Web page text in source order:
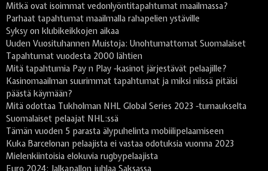
Mitkä ovat isoimmat vedonlyöntitapahtumat maailmassa?
Parhaat tapahtumat maailmalla rahapelien ystäville
Syksy on klubikeikkojen aikaa
Uuden Vuosituhannen Muistoja: Unohtumattomat Suomalaiset
Tapahtumat vuodesta 2000 lähtien
Mitä tapahtumia Pay n Play -kasinot järjestävät pelaajille?
Kasinomaailman suurimmat tapahtumat ja miksi niissä pitäisi
päästä käymään?
Mitä odottaa Tukholman NHL Global Series 2023 -turnaukselta
Suomalaiset pelaajat NHL:ssä
Tämän vuoden 5 parasta älypuhelinta mobiilipelaamiseen
Kuka Barcelonan pelaajista ei vastaa odotuksia vuonna 2023
Mielenkiintoisia elokuvia rugbypelaajista
Euro 2024: Jalkapallon juhlaa Saksassa